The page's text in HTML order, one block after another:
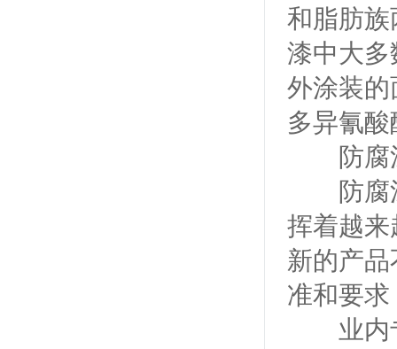
和脂肪
漆中大
外涂装
多异氰
防腐涂
防腐涂
挥着越
新的产
准和要
业内专